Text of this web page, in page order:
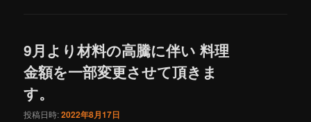
9月より材料の高騰に伴い 料理
金額を一部変更させて頂きま
す。
投稿日時:2022年8月17日